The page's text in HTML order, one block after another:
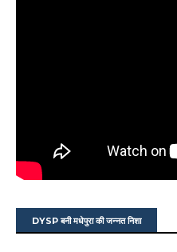
DYSP बनी मधेपुरा की जन्नत निशा